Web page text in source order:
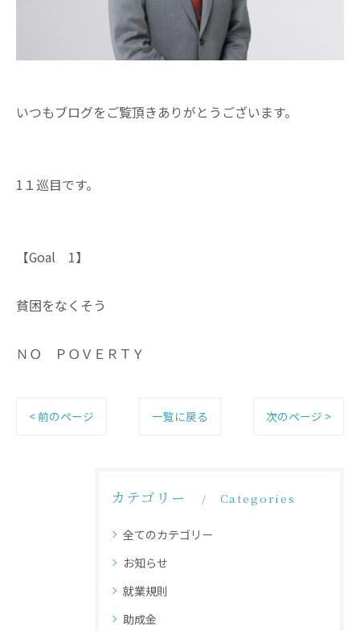
いつもブログをご覧頂きありがとうございます。
1１巡目です。
【Goal 1】
貧困をなくそう
ＮＯ ＰＯＶＥＲＴＹ
< 前のページ 一覧に戻る 次のページ >
カテゴリー Categories
全てのカテゴリー
お知らせ
就業規則
助成金